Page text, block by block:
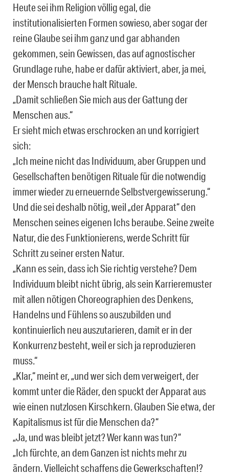
Heute sei ihm Religion völlig egal, die
institutionalisierten Formen sowieso, aber sogar der
reine Glaube sei ihm ganz und gar abhanden
gekommen, sein Gewissen, das auf agnostischer
Grundlage ruhe, habe er dafür aktiviert, aber, ja mei,
der Mensch brauche halt Rituale.
„Damit schließen Sie mich aus der Gattung der
Menschen aus.“
Er sieht mich etwas erschrocken an und korrigiert
sich:
„Ich meine nicht das Individuum, aber Gruppen und
Gesellschaften benötigen Rituale für die notwendig
immer wieder zu erneuernde Selbstvergewisserung.“
Und die sei deshalb nötig, weil „der Apparat“ den
Menschen seines eigenen Ichs beraube. Seine zweite
Natur, die des Funktionierens, werde Schritt für
Schritt zu seiner ersten Natur.
„Kann es sein, dass ich Sie richtig verstehe? Dem
Individuum bleibt nicht übrig, als sein Karrieremuster
mit allen nötigen Choreographien des Denkens,
Handelns und Fühlens so auszubilden und
kontinuierlich neu auszutarieren, damit er in der
Konkurrenz besteht, weil er sich ja reproduzieren
muss.“
„Klar,“ meint er, „und wer sich dem verweigert, der
kommt unter die Räder, den spuckt der Apparat aus
wie einen nutzlosen Kirschkern. Glauben Sie etwa, der
Kapitalismus ist für die Menschen da?“
„Ja, und was bleibt jetzt? Wer kann was tun?“
„Ich fürchte, an dem Ganzen ist nichts mehr zu
ändern. Vielleicht schaffens die Gewerkschaften!?